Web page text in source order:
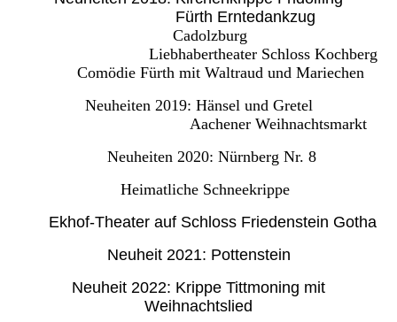
Fürth Erntedankzug
Cadolzburg
Liebhabertheater Schloss Kochberg
Comödie Fürth mit Waltraud und Mariechen
Neuheiten 2019: Hänsel und Gretel
Aachener Weihnachtsmarkt
Neuheiten 2020: Nürnberg Nr. 8
Heimatliche Schneekrippe
Ekhof-Theater auf Schloss Friedenstein Gotha
Neuheit 2021: Pottenstein
Neuheit 2022: Krippe Tittmoning mit
Weihnachtslied